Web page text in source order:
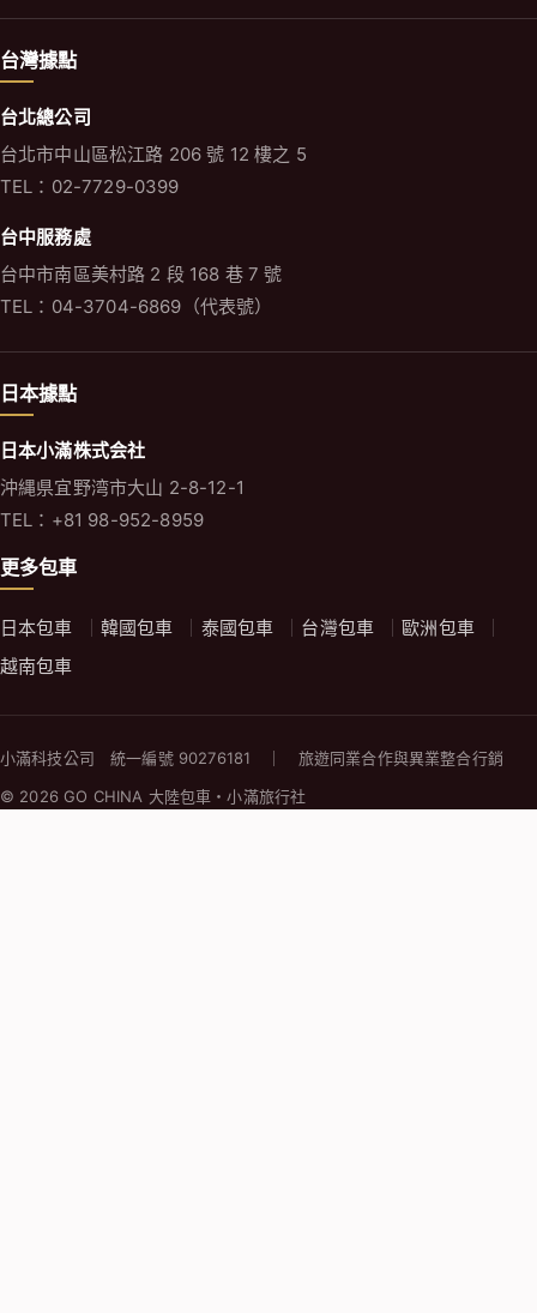
台灣據點
台北總公司
台北市中山區松江路 206 號 12 樓之 5
TEL：02-7729-0399
台中服務處
台中市南區美村路 2 段 168 巷 7 號
TEL：04-3704-6869（代表號）
日本據點
日本小滿株式会社
沖縄県宜野湾市大山 2-8-12-1
TEL：+81 98-952-8959
更多包車
日本包車 韓國包車 泰國包車 台灣包車
歐洲包車
越南包車
小滿科技公司 統一編號 90276181 ｜ 旅遊同業合作與異業整合行銷
© 2026 GO CHINA 大陸包車・小滿旅行社